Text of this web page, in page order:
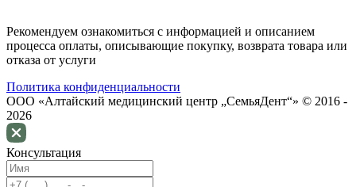
Рекомендуем ознакомиться с информацией и описанием
процессa оплаты, описывающие покупку, возврата товара или
отказа от услуги
Политика конфиденциальности
ООО «Алтайский медицинский центр „СемьяДент“» © 2016 -
2026
Консультация